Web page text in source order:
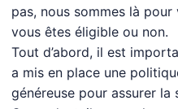
pas, nous sommes là
vous êtes éligible ou non.
Tout d’abord, il est
a mis en place une
généreuse pour assurer